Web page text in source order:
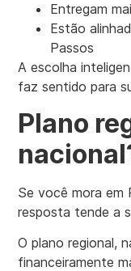
Entregam
Estão
Passos
A escolha
faz sentido para
Plano
Se você mora em
resposta tende a
O plano regional,
financeiramente